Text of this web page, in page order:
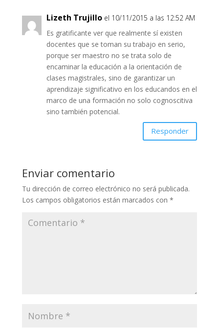
Lizeth Trujillo el 10/11/2015 a las 12:52 AM
Es gratificante ver que realmente sí existen
docentes que se toman su trabajo en serio,
porque ser maestro no se trata solo de
encaminar la educación a la orientación de
clases magistrales, sino de garantizar un
aprendizaje significativo en los educandos en el
marco de una formación no solo cognoscitiva
sino también potencial.
Responder
Enviar comentario
Tu dirección de correo electrónico no será publicada.
Los campos obligatorios están marcados con *